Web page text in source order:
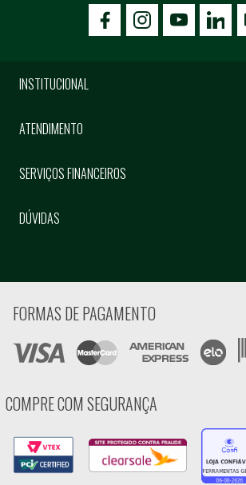
icon-facebookicon-social02icon-social03
INSTITUCIONAL
ATENDIMENTO
SERVIÇOS FINANCEIROS
DÚVIDAS
FORMAS DE PAGAMENTO
COMPRE COM SEGURANÇA